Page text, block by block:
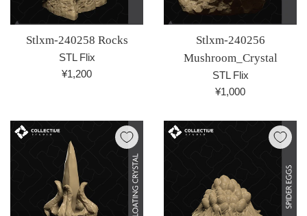
Stlxm-240258 Rocks
STL Flix
通
格
¥1,200
Stlxm-240256
Mushroom_Crystal
STL Flix
通
価
¥1,000